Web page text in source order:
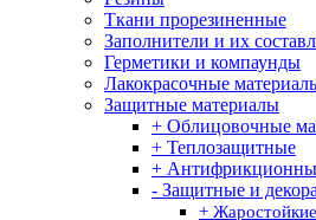
Ткани прорезиненные
Заполнители и их
Герметики и компаунды
Лакокрасочные
Защитные материалы
+ Облицовочные
+ Теплозащитные
+
- Защитные и
+